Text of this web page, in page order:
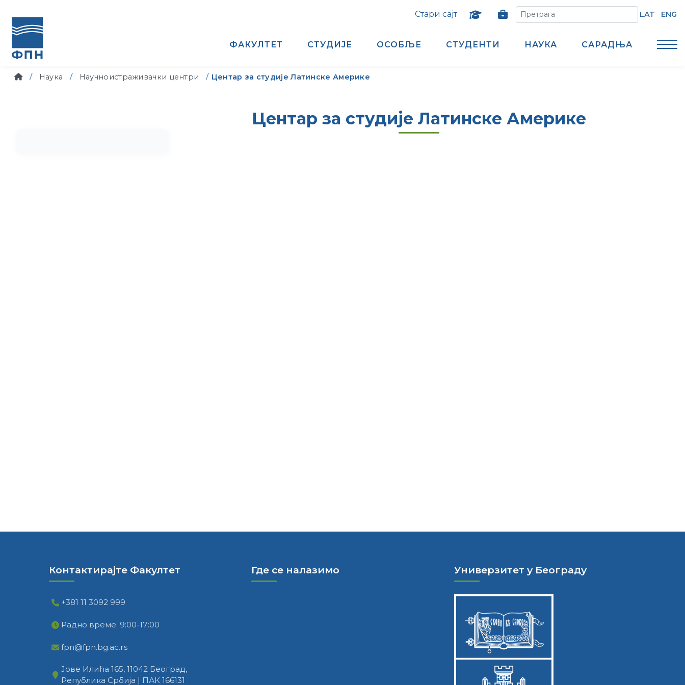
Стари сајт LAT ENG
ФАКУЛТЕТ СТУДИЈЕ ОСОБЉЕ СТУДЕНТИ НАУКА САРАДЊА
Наука Научноистраживачки центри Центар за студије Латинске Америке
Центар за студије Латинске Америке
Контактирајте Факултет
+381 11 3092 999
Радно време: 9:00-17:00
fpn@fpn.bg.ac.rs
Јове Илића 165, 11042 Београд,
Република Србија | ПАК 166131
Где се налазимо Универзитет у Београду